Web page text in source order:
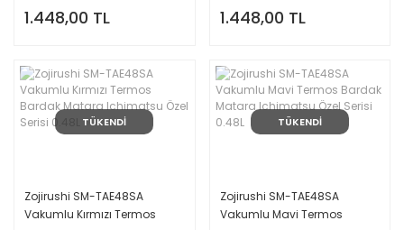
1.448,00 TL 1.448,00 TL
TÜKENDİ
Zojirushi SM-TAE48SA
Vakumlu Kırmızı Termos
TÜKENDİ
Zojirushi SM-TAE48SA
Vakumlu Mavi Termos